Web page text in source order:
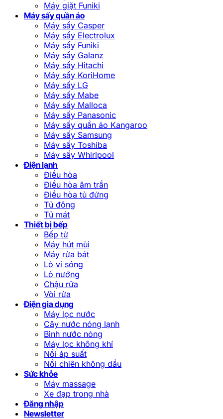
Máy giặt Funiki
Máy sấy quần áo
Máy sấy Casper
Máy sấy Electrolux
Máy sấy Funiki
Máy sấy Galanz
Máy sấy Hitachi
Máy sấy KoriHome
Máy sấy LG
Máy sấy Mabe
Máy sấy Malloca
Máy sấy Panasonic
Máy sấy quần áo Kangaroo
Máy sấy Samsung
Máy sấy Toshiba
Máy sấy Whirlpool
Điện lạnh
Điều hòa
Điều hòa âm trần
Điều hòa tủ đứng
Tủ đông
Tủ mát
Thiết bị bếp
Bếp từ
Máy hút mùi
Máy rửa bát
Lò vi sóng
Lò nướng
Chậu rửa
Vòi rửa
Điện gia dụng
Máy lọc nước
Cây nước nóng lạnh
Bình nước nóng
Máy lọc không khí
Nồi áp suất
Nồi chiên không dầu
Sức khỏe
Máy massage
Xe đạp trong nhà
Đăng nhập
Newsletter